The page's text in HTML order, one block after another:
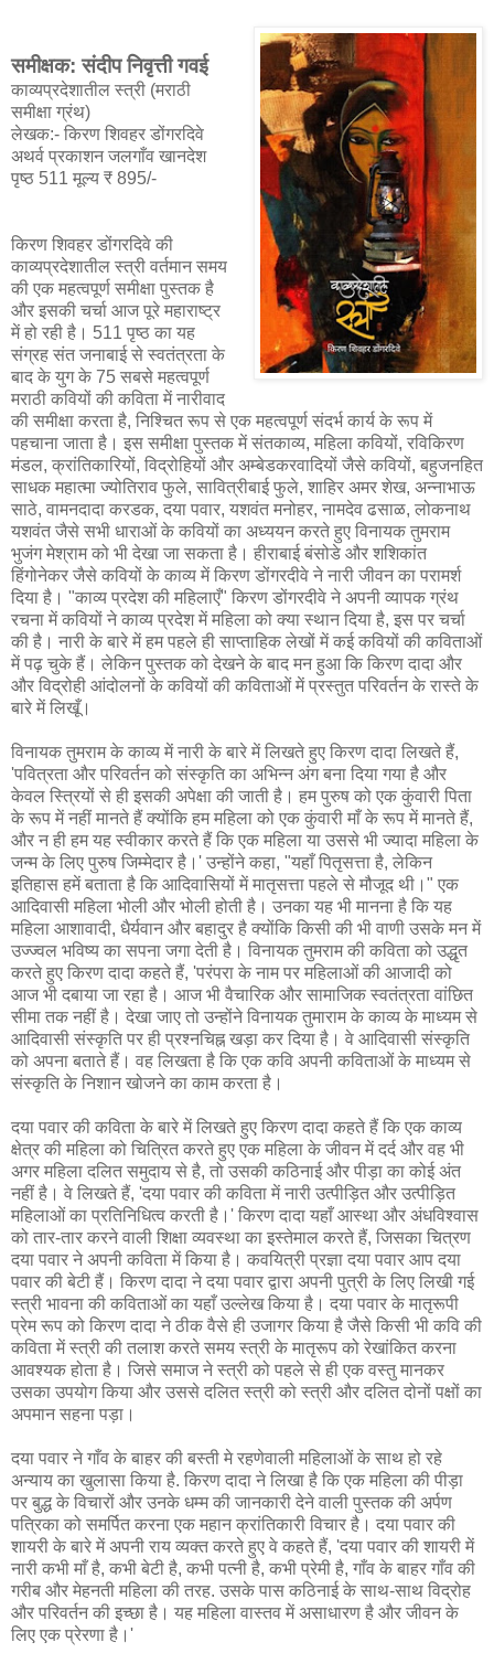
समीक्षक: संदीप निवृत्ती गवई
काव्यप्रदेशातील स्त्री (मराठी
समीक्षा ग्रंथ)
लेखक:- किरण शिवहर डोंगरदिवे
अथर्व प्रकाशन जलगाँव खानदेश
पृष्ठ 511 मूल्य ₹ 895/-
किरण शिवहर डोंगरदिवे की
काव्यप्रदेशातील स्त्री वर्तमान समय
की एक महत्वपूर्ण समीक्षा पुस्तक है
और इसकी चर्चा आज पूरे महाराष्ट्र
में हो रही है। 511 पृष्ठ का यह
संग्रह संत जनाबाई से स्वतंत्रता के
बाद के युग के 75 सबसे महत्वपूर्ण
मराठी कवियों की कविता में नारीवाद
की समीक्षा करता है, निश्चित रूप से एक महत्वपूर्ण संदर्भ कार्य के रूप में
पहचाना जाता है। इस समीक्षा पुस्तक में संतकाव्य, महिला कवियों, रविकिरण
मंडल, क्रांतिकारियों, विद्रोहियों और अम्बेडकरवादियों जैसे कवियों, बहुजनहित
साधक महात्मा ज्योतिराव फुले, सावित्रीबाई फुले, शाहिर अमर शेख, अन्नाभाऊ
साठे, वामनदादा करडक, दया पवार, यशवंत मनोहर, नामदेव ढसाळ, लोकनाथ
यशवंत जैसे सभी धाराओं के कवियों का अध्ययन करते हुए विनायक तुमराम
भुजंग मेश्राम को भी देखा जा सकता है। हीराबाई बंसोडे और शशिकांत
हिंगोनेकर जैसे कवियों के काव्य में किरण डोंगरदीवे ने नारी जीवन का परामर्श
दिया है। "काव्य प्रदेश की महिलाएँ" किरण डोंगरदीवे ने अपनी व्यापक ग्रंथ
रचना में कवियों ने काव्य प्रदेश में महिला को क्या स्थान दिया है, इस पर चर्चा
की है। नारी के बारे में हम पहले ही साप्ताहिक लेखों में कई कवियों की कविताओं
में पढ़ चुके हैं। लेकिन पुस्तक को देखने के बाद मन हुआ कि किरण दादा और
और विद्रोही आंदोलनों के कवियों की कविताओं में प्रस्तुत परिवर्तन के रास्ते के
बारे में लिखूँ।
विनायक तुमराम के काव्य में नारी के बारे में लिखते हुए किरण दादा लिखते हैं,
'पवित्रता और परिवर्तन को संस्कृति का अभिन्न अंग बना दिया गया है और
केवल स्त्रियों से ही इसकी अपेक्षा की जाती है। हम पुरुष को एक कुंवारी पिता
के रूप में नहीं मानते हैं क्योंकि हम महिला को एक कुंवारी माँ के रूप में मानते हैं,
और न ही हम यह स्वीकार करते हैं कि एक महिला या उससे भी ज्यादा महिला के
जन्म के लिए पुरुष जिम्मेदार है।' उन्होंने कहा, "यहाँ पितृसत्ता है, लेकिन
इतिहास हमें बताता है कि आदिवासियों में मातृसत्ता पहले से मौजूद थी।" एक
आदिवासी महिला भोली और भोली होती है। उनका यह भी मानना है कि यह
महिला आशावादी, धैर्यवान और बहादुर है क्योंकि किसी की भी वाणी उसके मन में
उज्ज्वल भविष्य का सपना जगा देती है। विनायक तुमराम की कविता को उद्धृत
करते हुए किरण दादा कहते हैं, 'परंपरा के नाम पर महिलाओं की आजादी को
आज भी दबाया जा रहा है। आज भी वैचारिक और सामाजिक स्वतंत्रता वांछित
सीमा तक नहीं है। देखा जाए तो उन्होंने विनायक तुमाराम के काव्य के माध्यम से
आदिवासी संस्कृति पर ही प्रश्नचिह्न खड़ा कर दिया है। वे आदिवासी संस्कृति
को अपना बताते हैं। वह लिखता है कि एक कवि अपनी कविताओं के माध्यम से
संस्कृति के निशान खोजने का काम करता है।
दया पवार की कविता के बारे में लिखते हुए किरण दादा कहते हैं कि एक काव्य
क्षेत्र की महिला को चित्रित करते हुए एक महिला के जीवन में दर्द और वह भी
अगर महिला दलित समुदाय से है, तो उसकी कठिनाई और पीड़ा का कोई अंत
नहीं है। वे लिखते हैं, 'दया पवार की कविता में नारी उत्पीड़ित और उत्पीड़ित
महिलाओं का प्रतिनिधित्व करती है।' किरण दादा यहाँ आस्था और अंधविश्वास
को तार-तार करने वाली शिक्षा व्यवस्था का इस्तेमाल करते हैं, जिसका चित्रण
दया पवार ने अपनी कविता में किया है। कवयित्री प्रज्ञा दया पवार आप दया
पवार की बेटी हैं। किरण दादा ने दया पवार द्वारा अपनी पुत्री के लिए लिखी गई
स्त्री भावना की कविताओं का यहाँ उल्लेख किया है। दया पवार के मातृरूपी
प्रेम रूप को किरण दादा ने ठीक वैसे ही उजागर किया है जैसे किसी भी कवि की
कविता में स्त्री की तलाश करते समय स्त्री के मातृरूप को रेखांकित करना
आवश्यक होता है। जिसे समाज ने स्त्री को पहले से ही एक वस्तु मानकर
उसका उपयोग किया और उससे दलित स्त्री को स्त्री और दलित दोनों पक्षों का
अपमान सहना पड़ा।
दया पवार ने गाँव के बाहर की बस्ती मे रहणेवाली महिलाओं के साथ हो रहे
अन्याय का खुलासा किया है. किरण दादा ने लिखा है कि एक महिला की पीड़ा
पर बुद्ध के विचारों और उनके धम्म की जानकारी देने वाली पुस्तक की अर्पण
पत्रिका को समर्पित करना एक महान क्रांतिकारी विचार है। दया पवार की
शायरी के बारे में अपनी राय व्यक्त करते हुए वे कहते हैं, 'दया पवार की शायरी में
नारी कभी माँ है, कभी बेटी है, कभी पत्नी है, कभी प्रेमी है, गाँव के बाहर गाँव की
गरीब और मेहनती महिला की तरह. उसके पास कठिनाई के साथ-साथ विद्रोह
और परिवर्तन की इच्छा है। यह महिला वास्तव में असाधारण है और जीवन के
लिए एक प्रेरणा है।'